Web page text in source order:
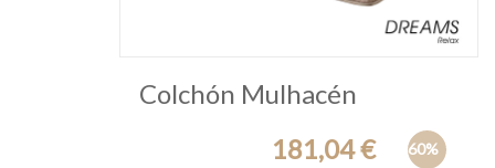
Colchón Mulhacén
60%
181,04 €